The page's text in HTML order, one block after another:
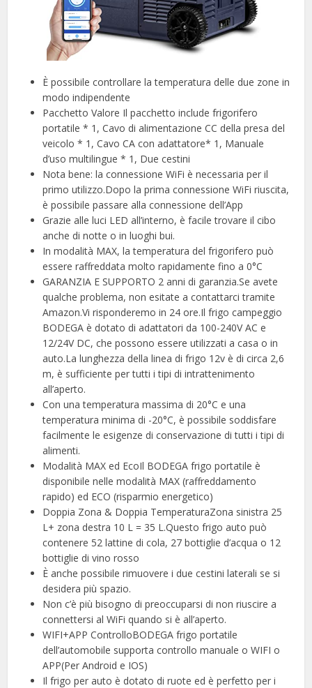
È possibile controllare la temperatura delle due zone in
modo indipendente
Pacchetto Valore Il pacchetto include frigorifero
portatile * 1, Cavo di alimentazione CC della presa del
veicolo * 1, Cavo CA con adattatore* 1, Manuale
d’uso multilingue * 1, Due cestini
Nota bene: la connessione WiFi è necessaria per il
primo utilizzo.Dopo la prima connessione WiFi riuscita,
è possibile passare alla connessione dell’App
Grazie alle luci LED all’interno, è facile trovare il cibo
anche di notte o in luoghi bui.
In modalità MAX, la temperatura del frigorifero può
essere raffreddata molto rapidamente fino a 0°C
GARANZIA E SUPPORTO 2 anni di garanzia.Se avete
qualche problema, non esitate a contattarci tramite
Amazon.Vi risponderemo in 24 ore.Il frigo campeggio
BODEGA è dotato di adattatori da 100-240V AC e
12/24V DC, che possono essere utilizzati a casa o in
auto.La lunghezza della linea di frigo 12v è di circa 2,6
m, è sufficiente per tutti i tipi di intrattenimento
all’aperto.
Con una temperatura massima di 20°C e una
temperatura minima di -20°C, è possibile soddisfare
facilmente le esigenze di conservazione di tutti i tipi di
alimenti.
Modalità MAX ed EcoIl BODEGA frigo portatile è
disponibile nelle modalità MAX (raffreddamento
rapido) ed ECO (risparmio energetico)
Doppia Zona & Doppia TemperaturaZona sinistra 25
L+ zona destra 10 L = 35 L.Questo frigo auto può
contenere 52 lattine di cola, 27 bottiglie d’acqua o 12
bottiglie di vino rosso
È anche possibile rimuovere i due cestini laterali se si
desidera più spazio.
Non c’è più bisogno di preoccuparsi di non riuscire a
connettersi al WiFi quando si è all’aperto.
WIFI+APP ControlloBODEGA frigo portatile
dell’automobile supporta controllo manuale o WIFI o
APP(Per Android e IOS)
Il frigo per auto è dotato di ruote ed è perfetto per i